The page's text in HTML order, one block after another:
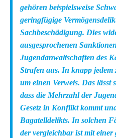
gehören beispielsweise
geringfügige
Sachbeschädigung. Dies
ausgesprochenen
Jugendanwaltschaften des
Strafen aus. In knapp jedem
um einen Verweis. Das
dass die Mehrzahl der
Gesetz in Konflikt kommt
Bagatelldelikts. In solchen
der vergleichbar ist mit